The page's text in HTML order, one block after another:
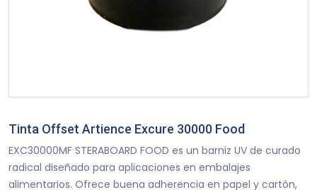
Tinta Offset Artience Excure 30000 Food
EXC30000MF STERABOARD FOOD es un barniz UV de curado
radical diseñado para aplicaciones en embalajes
alimentarios. Ofrece buena adherencia en papel y cartón,